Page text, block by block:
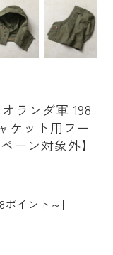
ランダ軍 198
ケット用フー
ーン対象外】
ポイント～]